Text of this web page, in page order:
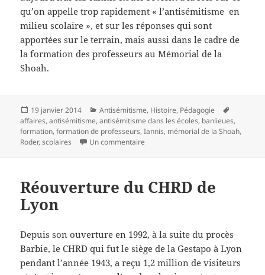
qu’on appelle trop rapidement « l’antisémitisme en
milieu scolaire », et sur les réponses qui sont
apportées sur le terrain, mais aussi dans le cadre de
la formation des professeurs au Mémorial de la
Shoah.
Publié
le
19 janvier 2014 Catégories
Antisémitisme, Histoire, Pédagogie
clés
affaires,antisémitisme,antisémitisme dans les écoles, banlieues,
formation,formation de professeurs,Iannis, mémorial de la Shoah,
Roder,scolaires Un commentaire
Réouverture du CHRD de
Lyon
Depuis son ouverture en 1992, à la suite du procès
Barbie, le CHRD qui fut le siège de la Gestapo à Lyon
pendant l’année 1943, a reçu 1,2 million de visiteurs